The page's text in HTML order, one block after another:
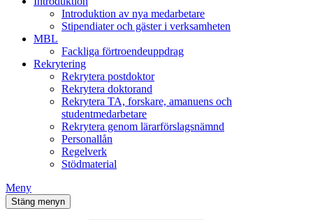
Introduktion av nya medarbetare
Stipendiater och gäster i verksamheten
MBL
Fackliga förtroendeuppdrag
Rekrytering
Rekrytera postdoktor
Rekrytera doktorand
Rekrytera TA, forskare, amanuens och
studentmedarbetare
Rekrytera genom lärarförslagsnämnd
Personallån
Regelverk
Stödmaterial
Meny
Stäng menyn